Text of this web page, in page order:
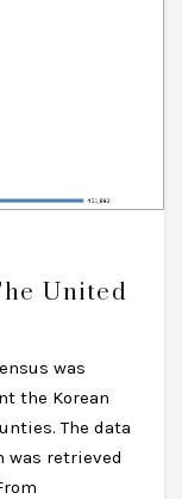
United
was
the Korean
The data
was retrieved